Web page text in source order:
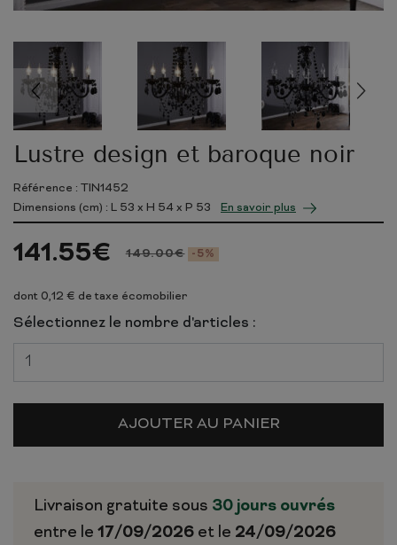
Lustre design et baroque noir
Référence : TIN1452
Dimensions (cm) : L 53 x H 54 x P 53 En savoir plus
149.00€ -5%
141.55€
dont 0,12 € de taxe écomobilier
Sélectionnez le nombre d'articles :
AJOUTER AU PANIER
Livraison gratuite sous 30 jours ouvrés
entre le 17/09/2026 et le 24/09/2026